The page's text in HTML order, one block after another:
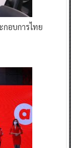
กอบการไทย